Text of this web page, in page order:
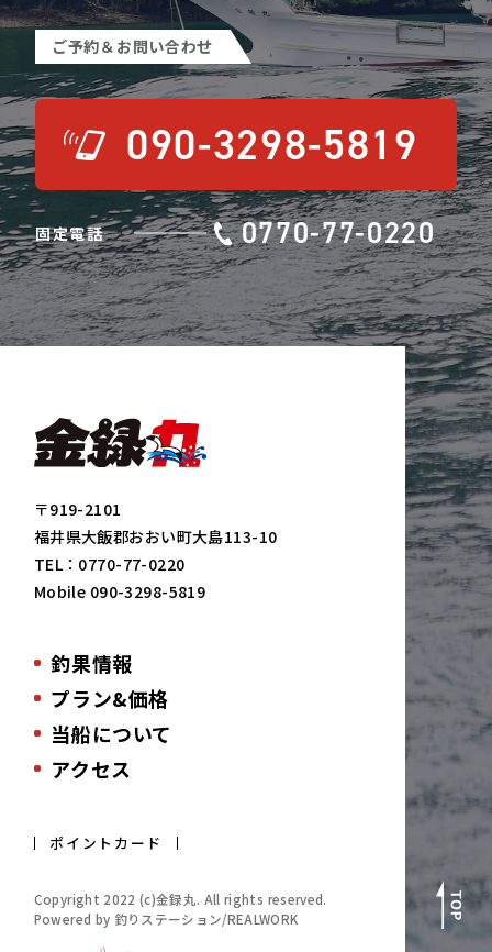
ご予約＆お問い合わせ
090-3298-5819
固定電話 0770-77-0220
〒919-2101
福井県大飯郡おおい町大島113-10
TEL： 0770-77-0220
Mobile 090-3298-5819
釣果情報
プラン&価格
当船について
アクセス
ポイントカード
Copyright 2022 (c)金録丸. All rights reserved.
Powered by 釣りステーション/REALWORK